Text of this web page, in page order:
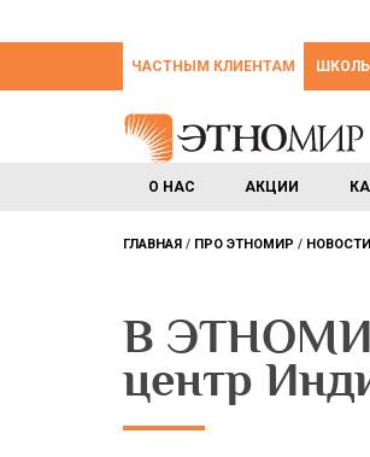
ЧАСТНЫМ КЛИЕНТАМ
О НАС АКЦИИ
ГЛАВНАЯ ПРО ЭТНОМИР
В
центр